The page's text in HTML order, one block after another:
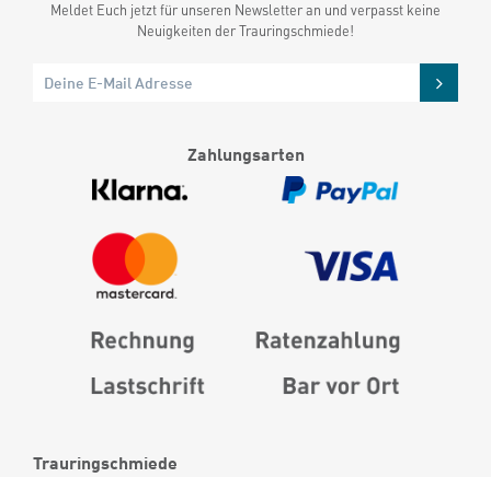
Trauringschmiede
Meldet Euch jetzt für unseren Newsletter an und verpasst keine
Neuigkeiten der Trauringschmiede!
Zahlungsarten